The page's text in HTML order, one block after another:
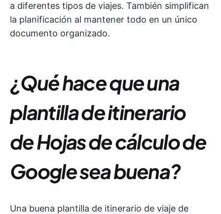
a diferentes tipos de viajes. También simplifican
la planificación al mantener todo en un único
documento organizado.
¿Qué hace que una
plantilla de itinerario
de Hojas de cálculo de
Google sea buena?
Una buena plantilla de itinerario de viaje de